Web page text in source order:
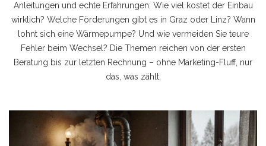
Anleitungen und echte Erfahrungen: Wie viel kostet der Einbau
wirklich? Welche Förderungen gibt es in Graz oder Linz? Wann
lohnt sich eine Wärmepumpe? Und wie vermeiden Sie teure
Fehler beim Wechsel? Die Themen reichen von der ersten
Beratung bis zur letzten Rechnung – ohne Marketing-Fluff, nur
das, was zählt.